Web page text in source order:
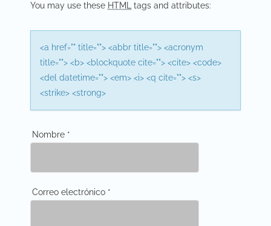
o
n
You may use these HTML tags and attributes:
<a href="" title=""> <abbr title=""> <acronym
title=""> <b> <blockquote cite=""> <cite> <code>
<del datetime=""> <em> <i> <q cite=""> <s>
<strike> <strong>
Nombre *
Correo electrónico *